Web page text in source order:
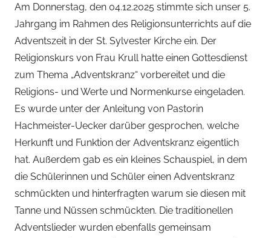
n
C
h
r
i
s
t
i
n
e
k
e
Am Donnerstag, den 04.12.2025 stimmte sich unser 5.
Jahrgang im Rahmen des Religionsunterrichts auf die
Adventszeit in der St. Sylvester Kirche ein. Der
Religionskurs von Frau Krull hatte einen Gottesdienst
zum Thema „Adventskranz“ vorbereitet und die
Religions- und Werte und Normenkurse eingeladen.
Es wurde unter der Anleitung von Pastorin
Hachmeister-Uecker darüber gesprochen, welche
Herkunft und Funktion der Adventskranz eigentlich
hat. Außerdem gab es ein kleines Schauspiel, in dem
die Schülerinnen und Schüler einen Adventskranz
schmückten und hinterfragten warum sie diesen mit
Tanne und Nüssen schmückten. Die traditionellen
Adventslieder wurden ebenfalls gemeinsam